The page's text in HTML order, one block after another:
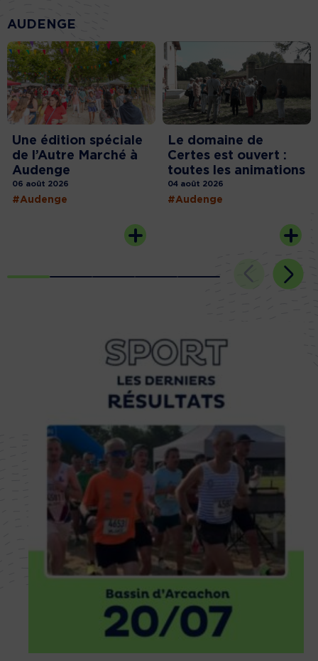
AUDENGE
Une édition spéciale
de l’Autre Marché à
Audenge
06 août 2026
#Audenge
Le domaine de
Certes est ouvert :
toutes les animations
04 août 2026
#Audenge